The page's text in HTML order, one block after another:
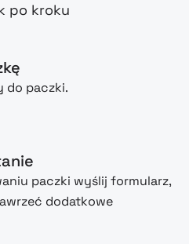
po kroku
do paczki.
paczki wyślij formularz,
dodatkowe